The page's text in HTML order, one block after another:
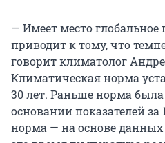
— Имеет место глобальное
приводит к тому, что
говорит климатолог
Климатическая норма
30 лет. Раньше норма
основании показателей за
норма — на основе данных